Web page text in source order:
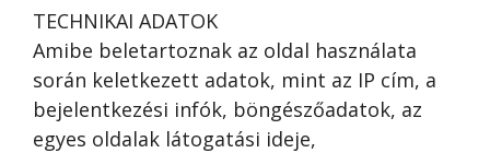
TECHNIKAI ADATOK
Amibe beletartoznak az oldal használata
során keletkezett adatok, mint az IP cím, a
bejelentkezési infók, böngészőadatok, az
egyes oldalak látogatási ideje,